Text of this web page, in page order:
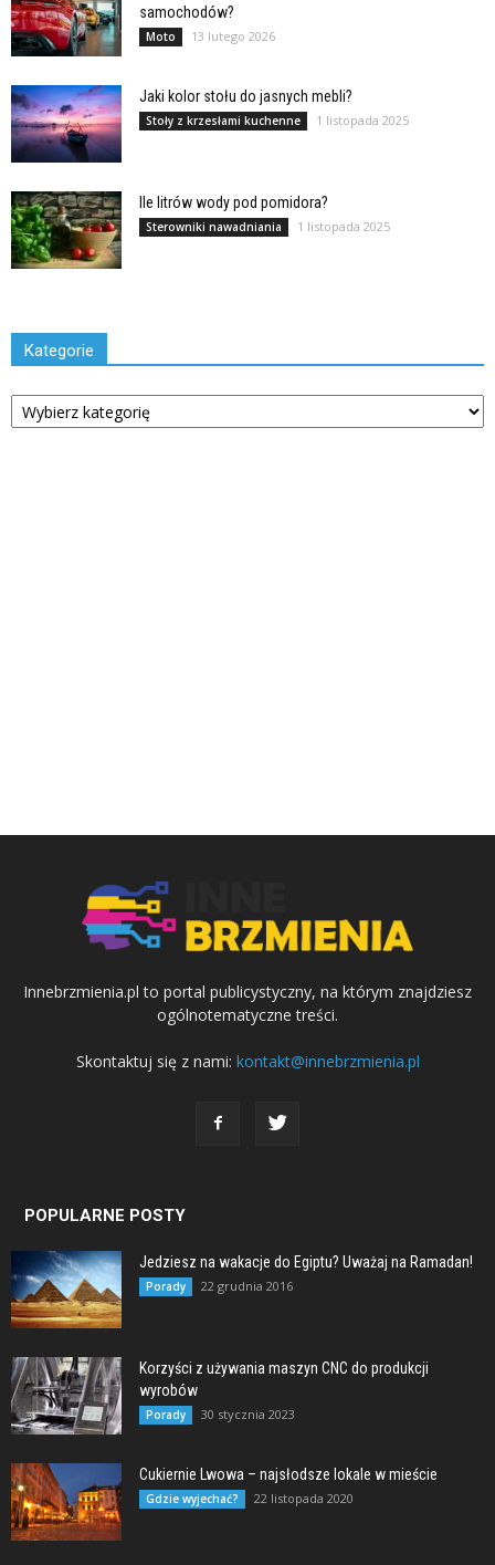
samochodów?
Moto 13 lutego 2026
Jaki kolor stołu do jasnych mebli?
Stoły z krzesłami kuchenne 1 listopada 2025
Ile litrów wody pod pomidora?
Sterowniki nawadniania 1 listopada 2025
Kategorie
Kategorie
Innebrzmienia.pl to portal publicystyczny, na którym znajdziesz
ogólnotematyczne treści.
Skontaktuj się z nami: kontakt@innebrzmienia.pl
POPULARNE POSTY
Jedziesz na wakacje do Egiptu? Uważaj na Ramadan!
Porady 22 grudnia 2016
Korzyści z używania maszyn CNC do produkcji
wyrobów
Porady 30 stycznia 2023
Cukiernie Lwowa – najsłodsze lokale w mieście
Gdzie wyjechać? 22 listopada 2020